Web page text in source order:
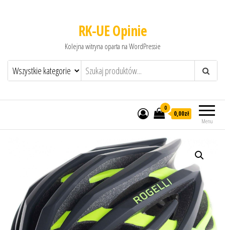
RK-UE Opinie
Kolejna witryna oparta na WordPressie
Menu
0
0,00zł